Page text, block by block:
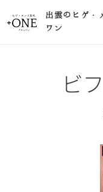
出雲のヒゲ・
ワン
ビ